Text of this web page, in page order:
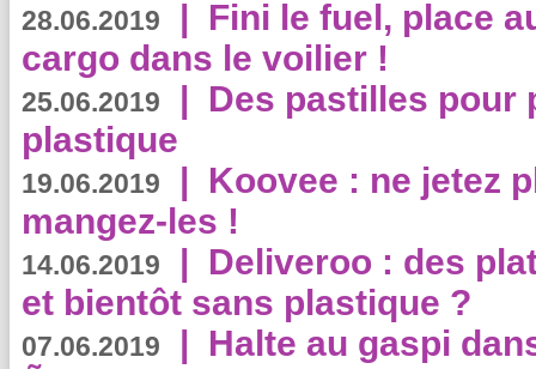
28.06.2019 | Fini le fuel, place
cargo dans le voilier !
25.06.2019 | Des pastilles pour
plastique
19.06.2019 | Koovee : ne jetez
mangez-les !
14.06.2019 | Deliveroo : des
et bientôt sans plastique ?
07.06.2019 | Halte au gaspi